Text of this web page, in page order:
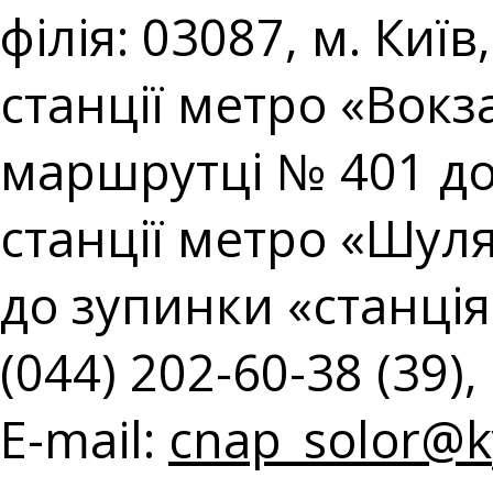
філія: 03087, м.
станції метро
маршрутці № 401
станції метро
до зупинки
(044) 202-60-38
E-mail: